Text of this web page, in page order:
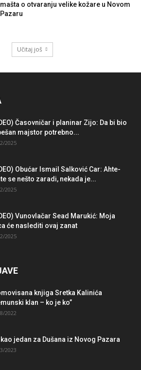
mašta o otvaranju velike kožare u Novom
Pazaru
Učitaj još
Časovničar i planinar Zijo: Da bi bio
majstor potrebno...
2025
Obućar Ismail Salković Car: Ahte-
se nešto zaradi, nekada je...
2025
Vunovlačar Sead Marukić: Moja
će naslediti ovaj zanat
2025
knjiga Sretka Kalinića
klan – ko je ko”
2022
jedan za Dušana iz Novog Pazara
2023